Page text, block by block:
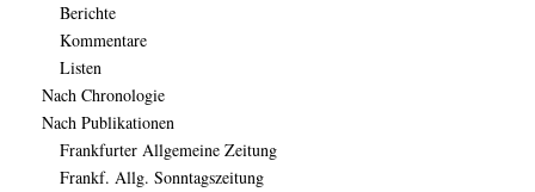
Berichte
Kommentare
Listen
Nach Chronologie
Nach Publikationen
Frankfurter Allgemeine Zeitung
Frankf. Allg. Sonntagszeitung